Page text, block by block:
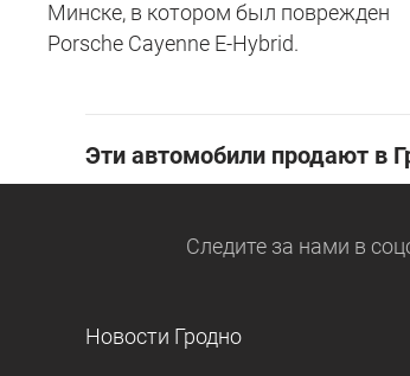
Минске, в котором был поврежден
Porsche Cayenne E-Hybrid.
Эти автомобили продают в
Следите за нами в
Новости Гродно